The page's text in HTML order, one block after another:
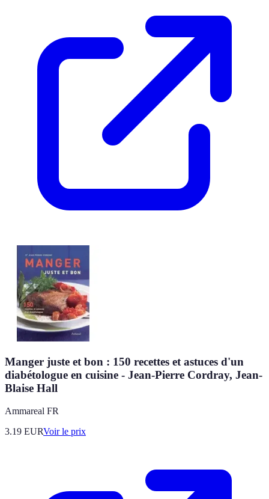
Manger juste et bon : 150 recettes et astuces d'un
diabétologue en cuisine - Jean-Pierre Cordray, Jean-
Blaise Hall
Ammareal FR
3.19 EURVoir le prix